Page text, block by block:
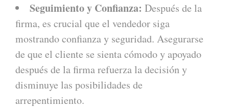
Seguimiento y Confianza: Después de la
firma, es crucial que el vendedor siga
mostrando confianza y seguridad. Asegurarse
de que el cliente se sienta cómodo y apoyado
después de la firma refuerza la decisión y
disminuye las posibilidades de
arrepentimiento.